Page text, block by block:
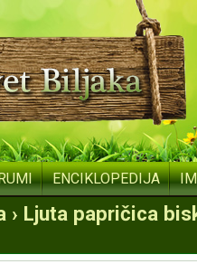
ENCIKLOPEDIJA
› Ljuta papričica